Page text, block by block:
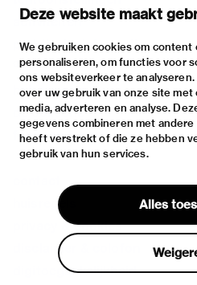
Deze website maakt
We gebruiken cookies om
personaliseren, om functies voor
ons websiteverkeer te
over uw gebruik van onze site
media, adverteren en analyse.
gegevens combineren met
heeft verstrekt of die ze hebben
gebruik van hun services.
Alles
activiteiten
praktische informatie
over
het museum
de collectie
fondsen & partners
huisregels
privacy & cookies
disclaimer & colofon
digitoegankelijkheid